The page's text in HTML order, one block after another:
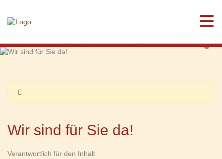
Wir sind für Sie da!
Verantwortlich für den Inhalt